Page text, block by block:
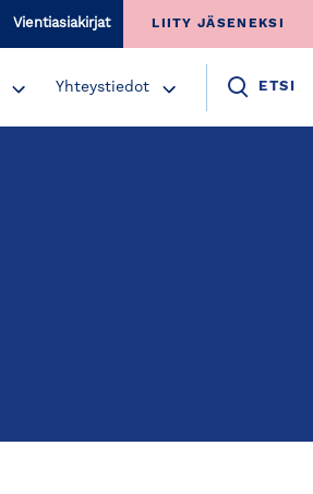
Vientiasiakirjat LIITY JÄSENEKSI
Yhteystiedot ETSI